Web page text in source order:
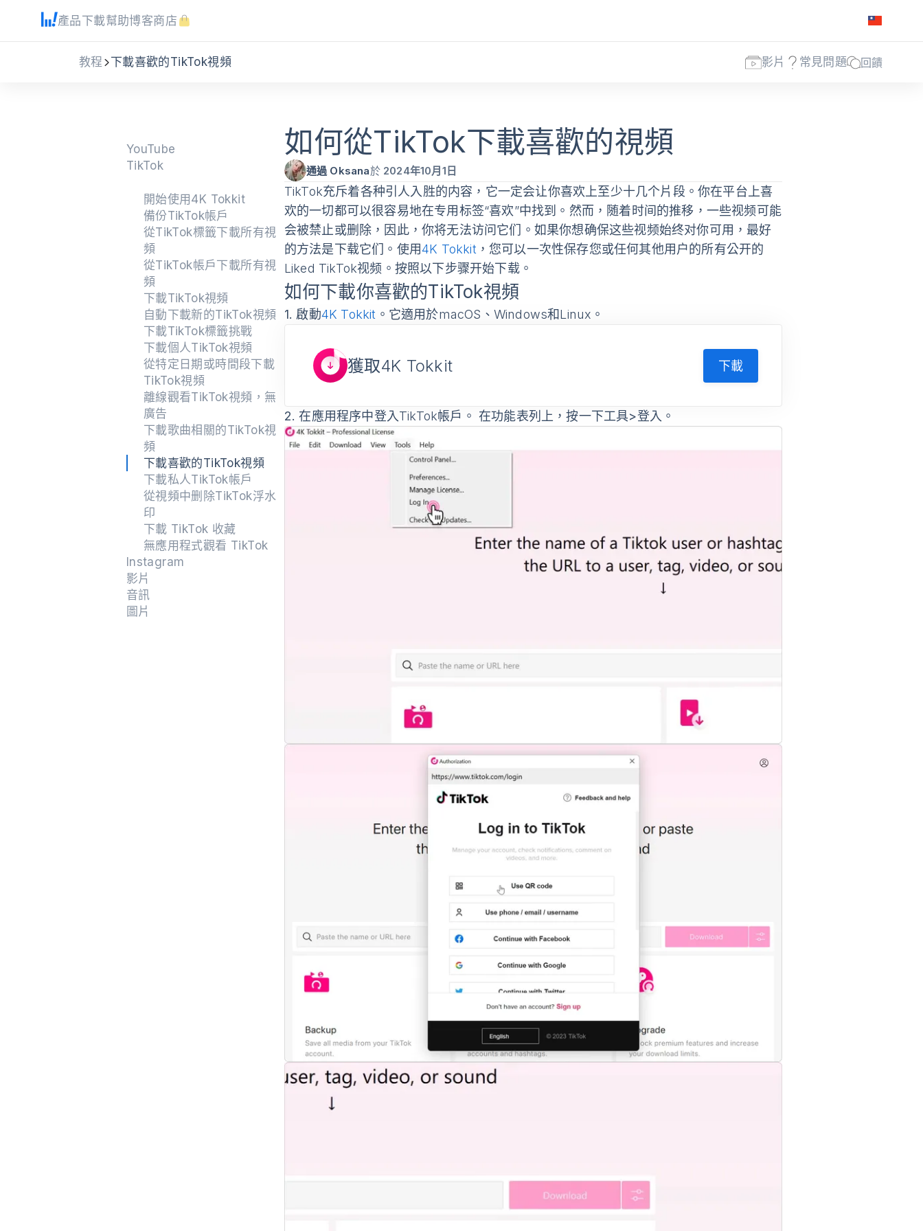
產品下載幫助博客商店
教程 下載喜歡的TikTok視頻 影片 常見問題 回饋
YouTube
TikTok
開始使用4K Tokkit
備份TikTok帳戶
從TikTok標籤下載所有視
頻
從TikTok帳戶下載所有視
頻
下載TikTok視頻
自動下載新的TikTok視頻
下載TikTok標籤挑戰
下載個人TikTok視頻
從特定日期或時間段下載
TikTok視頻
離線觀看TikTok視頻，無
廣告
下載歌曲相關的TikTok視
頻
下載喜歡的TikTok視頻
下載私人TikTok帳戶
從視頻中删除TikTok浮水
印
下載 TikTok 收藏
無應用程式觀看 TikTok
Instagram
影片
音訊
圖片
如何從TikTok下載喜歡的視頻
通過 Oksana於 2024年10月1日
TikTok充斥着各种引人入胜的内容，它一定会让你喜欢上至少十几个片段。你在平台上喜
欢的一切都可以很容易地在专用标签“喜欢”中找到。然而，随着时间的推移，一些视频可能
会被禁止或删除，因此，你将无法访问它们。如果你想确保这些视频始终对你可用，最好
的方法是下载它们。使用4K Tokkit ，您可以一次性保存您或任何其他用户的所有公开的
Liked TikTok视频。按照以下步骤开始下载。
如何下載你喜歡的TikTok視頻
1. 啟動4K Tokkit 。它適用於macOS、Windows和Linux。
獲取4K Tokkit 下載
2. 在應用程序中登入TikTok帳戶。 在功能表列上，按一下工具>登入 。